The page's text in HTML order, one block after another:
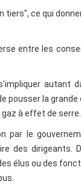
ce qui
entre les
autant
pousser la
à effet de serre.
par le
des dirigeants.
élus ou des